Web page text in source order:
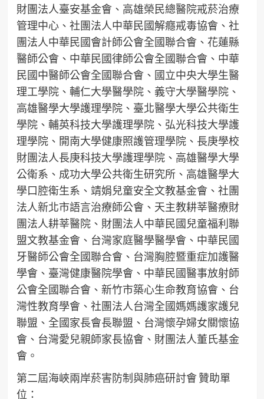
財團法人臺安基金會、高雄榮民總醫院戒菸治療
管理中心、社團法人中華民國解癮戒毒協會、社
團法人中華民國會計師公會全國聯合會、花蓮縣
醫師公會、中華民國律師公會全國聯合會、中華
民國中醫師公會全國聯合會、國立中央大學生醫
理工學院、輔仁大學醫學院、義守大學醫學院、
高雄醫學大學護理學院、臺北醫學大學公共衛生
學院、輔英科技大學護理學院、弘光科技大學護
理學院、開南大學健康照護管理學院、長庚學校
財團法人長庚科技大學護理學院、高雄醫學大學
公衛系、成功大學公共衛生研究所、高雄醫學大
學口腔衛生系、靖娟兒童安全文教基金會、社團
法人新北市語言治療師公會、天主教耕莘醫療財
團法人耕莘醫院、財團法人中華民國兒童福利聯
盟文教基金會、台灣家庭醫學醫學會、中華民國
牙醫師公會全國聯合會、台灣胸腔暨重症加護醫
學會、臺灣健康醫院學會、中華民國醫事放射師
公會全國聯合會、新竹市築心生命教育協會、台
灣性教育學會、社團法人台灣全國媽媽護家護兒
聯盟、全國家長會長聯盟、台灣懷孕婦女關懷協
會、台灣愛兒親師家長協會、財團法人董氏基金
會。
第二屆海峽兩岸菸害防制與肺癌研討會 贊助單
位：